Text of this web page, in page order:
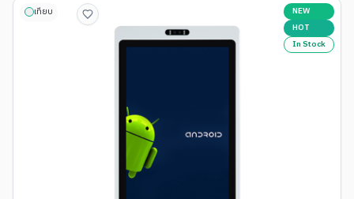
เทียบ
NEW
HOT
In Stock